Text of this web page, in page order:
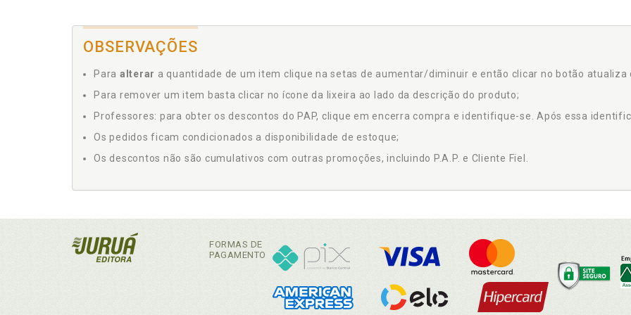
OBSERVAÇÕES
Para alterar a quantidade de um item clique na setas de aumentar/diminuir e então clicar no botão atualiza
Para remover um item basta clicar no ícone da lixeira ao lado da descrição do produto;
Professores: para obter os descontos do PAP, clique em encerra compra e identifique-se. Após essa
Os pedidos ficam condicionados a disponibilidade de estoque;
Os descontos não são cumulativos com outras promoções, incluindo P.A.P. e Cliente Fiel.
FORMAS DE
PAGAMENTO